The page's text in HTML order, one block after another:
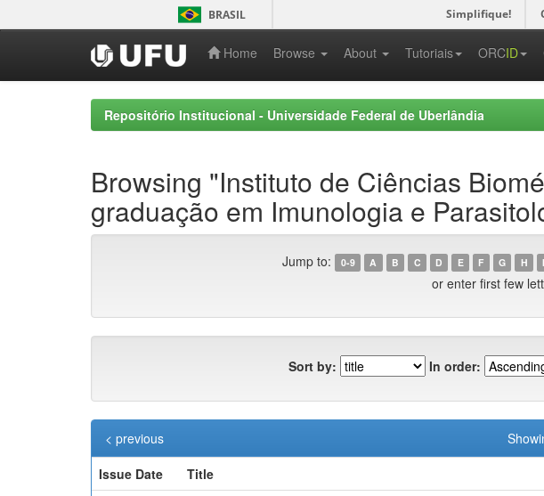
navigation
BRASIL Simplifique!
Home Browse About Tutoriais ORCID
Repositório Institucional - Universidade Federal de Uberlândia
Browsing "Instituto de Ciências
graduação em Imunologia e
Jump to: 0-9 A B C D E F G H I
or enter first few
Sort by: In order:
< previous
Issue Date
Title